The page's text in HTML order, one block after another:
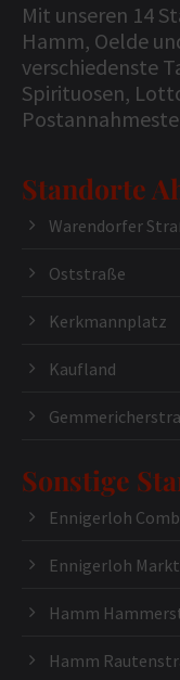
Mit unseren 14
Hamm, Oelde
verschiedenste
Spirituosen,
Standorte
Warendorfer
Oststraße
Kerkmannplatz
Kaufland
Sonstige
Ennigerloh
Ennigerloh
Hamm
Hamm